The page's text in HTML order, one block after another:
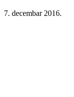
7. decembar 2016.